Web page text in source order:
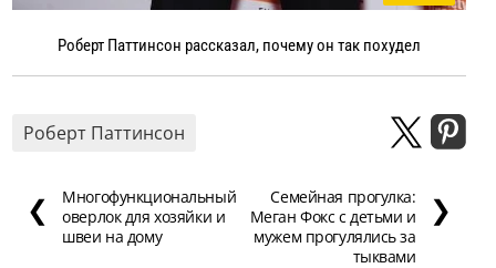
Роберт Паттинсон рассказал, почему он так похудел
Роберт Паттинсон
❮
Многофункциональный
оверлок для хозяйки и
швеи на дому
Семейная прогулка:
Меган Фокс с детьми и
мужем прогулялись за
тыквами
❯